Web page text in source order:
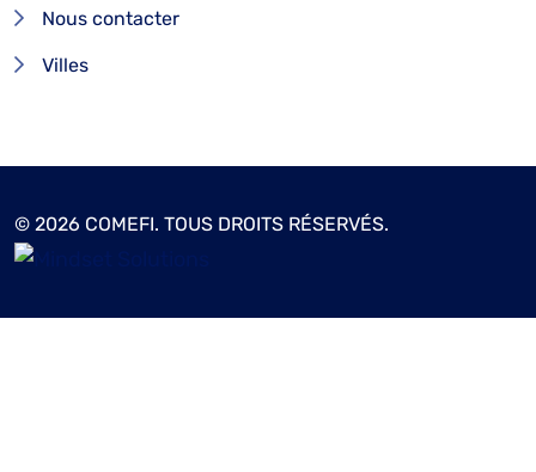
Nous contacter
Villes
© 2026 COMEFI. TOUS DROITS RÉSERVÉS.